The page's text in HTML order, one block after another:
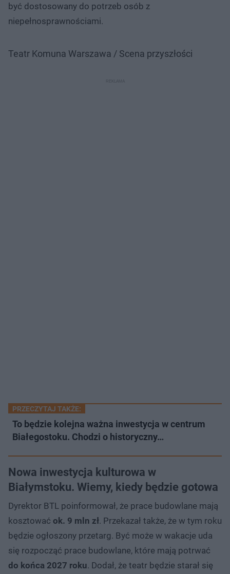
być dostosowany do potrzeb osób z
niepełnosprawnościami.
Teatr Komuna Warszawa / Scena przyszłości
PRZECZYTAJ TAKŻE:
To będzie kolejna ważna inwestycja w centrum
Białegostoku. Chodzi o historyczny…
Nowa inwestycja kulturowa w
Białymstoku. Wiemy, kiedy będzie gotowa
Dyrektor BTL poinformował, że prace budowlane mają
kosztować ok. 9 mln zł. Przekazał także, że w tym roku
będzie ogłoszony przetarg. Być może w wakacje uda
się rozpocząć prace budowlane, które mają potrwać
do końca 2027 roku. Dodał, że teatr będzie starał się